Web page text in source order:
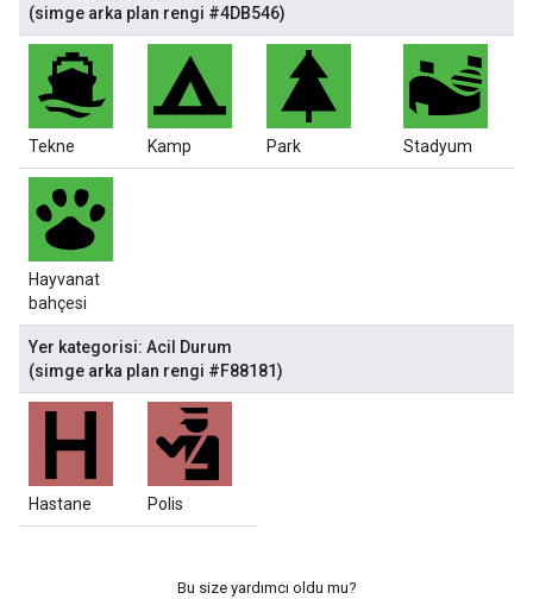
(simge arka plan rengi #4DB546)
Tekne Kamp Park Stadyum
Hayvanat
bahçesi
Yer kategorisi: Acil Durum
(simge arka plan rengi #F88181)
Hastane Polis
Bu size yardımcı oldu mu?